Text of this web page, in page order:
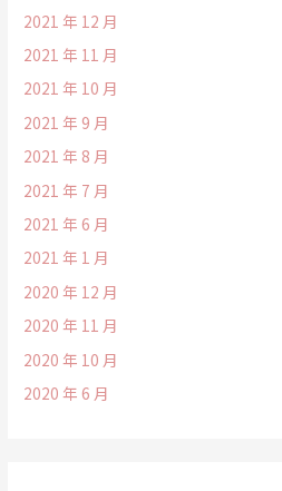
2021 年 12 月
2021 年 11 月
2021 年 10 月
2021 年 9 月
2021 年 8 月
2021 年 7 月
2021 年 6 月
2021 年 1 月
2020 年 12 月
2020 年 11 月
2020 年 10 月
2020 年 6 月